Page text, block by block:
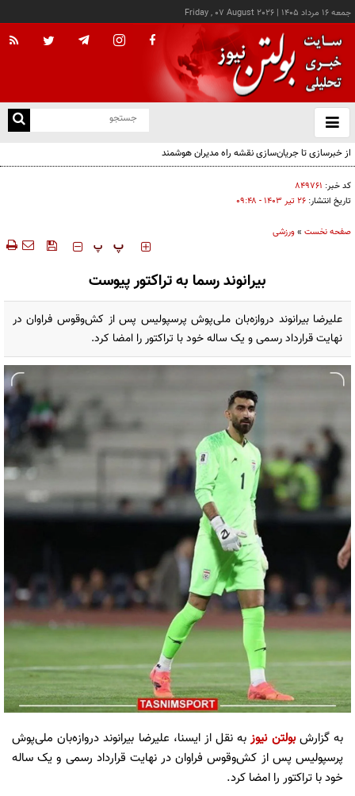
جمعه ۱۶ مرداد ۱۴۰۵ |
Friday , 07 August 2026
باز
و
از خبرسازی تا جریان‌سازی نقشه راه مدیران هوشمند
کد خبر: ۸۴۹۷۶۱
تاریخ انتشار: ۲۶ تير ۱۴۰۳ - ۰۹:۴۸
صفحه نخست »ورزشی
‍‍‍ پ پ
بیرانوند رسما به تراکتور پیوست
علیرضا بیرانوند دروازه‌بان ملی‌پوش پرسپولیس پس از کش‌و‌قوس فراوان در
نهایت قرارداد رسمی و یک ساله خود با تراکتور را امضا کرد.
به گزارشبولتن نیوزبه نقل از ایسنا، علیرضا بیرانوند دروازه‌بان ملی‌پوش
پرسپولیس پس از کش‌و‌قوس فراوان در نهایت قرارداد رسمی و یک ساله
خود با تراکتور را امضا کرد.